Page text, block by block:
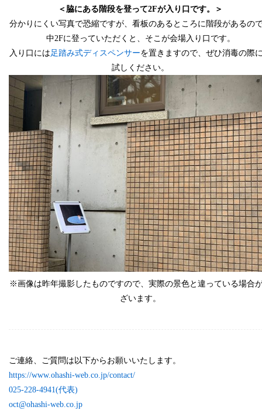
＜脇にある階段を登って2Fが入り口です。＞
分かりにくい写真で恐縮ですが、 看板のあるところに階段があるの
中2Fに登っていただくと、そこが会場入り口です。
入り口には 足踏み式ディスペンサーを置きますので、 ぜひ消毒の際
試しください。
※画像は昨年撮影したものですので、 実際の景色と違っている場合
ざいます。
ご連絡、ご質問は以下からお願いいたします。
https://www.ohashi-web.co.jp/contact/
025-228-4941(代表)
oct@ohashi-web.co.jp